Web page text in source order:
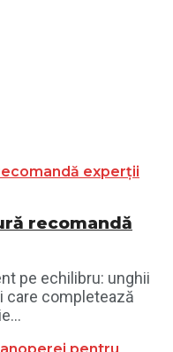
recomandă
pe echilibru: unghii
care completează